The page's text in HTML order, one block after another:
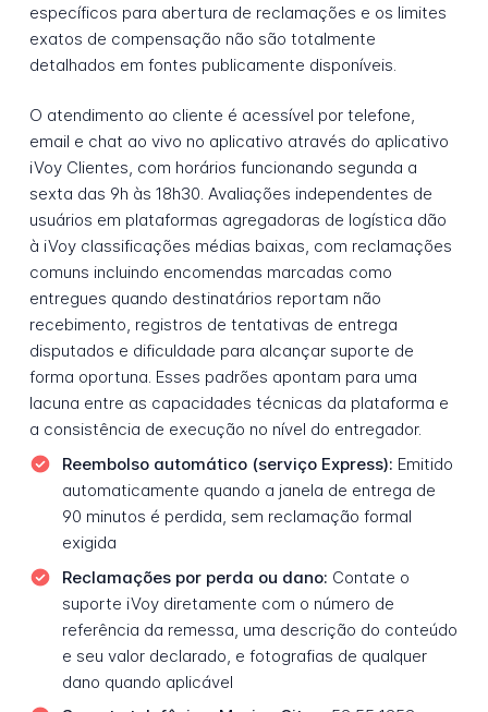
específicos para abertura de reclamações e os limites
exatos de compensação não são totalmente
detalhados em fontes publicamente disponíveis.
O atendimento ao cliente é acessível por telefone,
email e chat ao vivo no aplicativo através do aplicativo
iVoy Clientes, com horários funcionando segunda a
sexta das 9h às 18h30. Avaliações independentes de
usuários em plataformas agregadoras de logística dão
à iVoy classificações médias baixas, com reclamações
comuns incluindo encomendas marcadas como
entregues quando destinatários reportam não
recebimento, registros de tentativas de entrega
disputados e dificuldade para alcançar suporte de
forma oportuna. Esses padrões apontam para uma
lacuna entre as capacidades técnicas da plataforma e
a consistência de execução no nível do entregador.
Reembolso automático (serviço Express): Emitido
automaticamente quando a janela de entrega de
90 minutos é perdida, sem reclamação formal
exigida
Reclamações por perda ou dano: Contate o
suporte iVoy diretamente com o número de
referência da remessa, uma descrição do conteúdo
e seu valor declarado, e fotografias de qualquer
dano quando aplicável